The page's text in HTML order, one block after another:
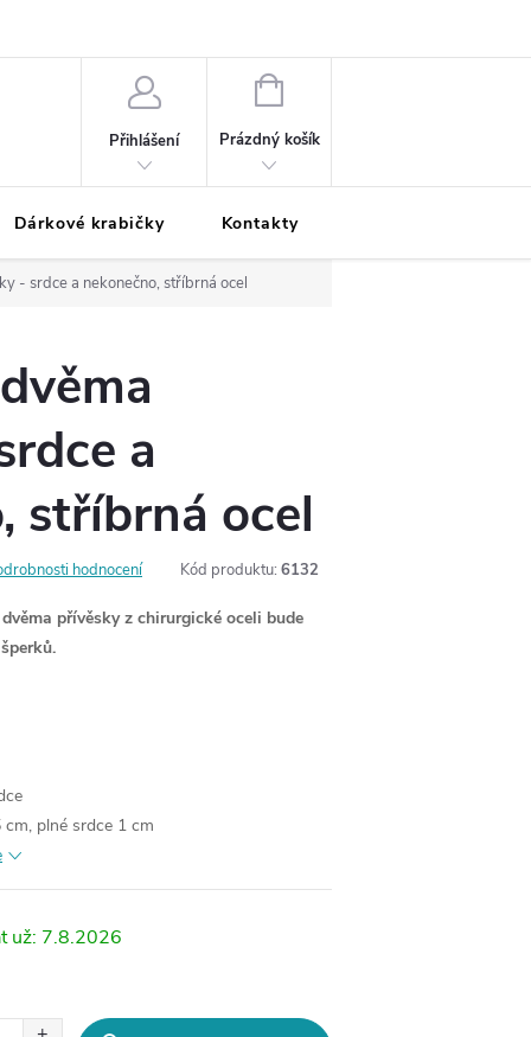
Přihlášení
NÁKUPNÍ
Prázdný košík
Dárkové krabičky Kontakty
- srdce a nekonečno, stříbrná ocel
a
stříbrná ocel
hodnocení Kód produktu: 6132
přívěsky z chirurgické oceli bude
plné srdce 1 cm
7.8.2026